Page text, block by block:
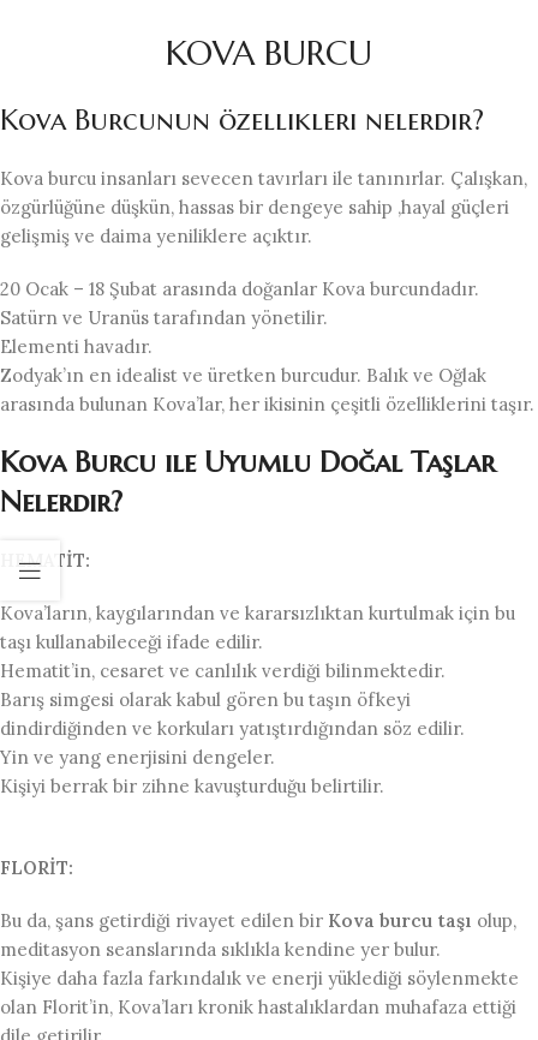
KOVA BURCU
Kova Burcunun özellikleri nelerdir?
Kova burcu insanları sevecen tavırları ile tanınırlar. Çalışkan,
özgürlüğüne düşkün, hassas bir dengeye sahip ,hayal güçleri
gelişmiş ve daima yeniliklere açıktır.
20 Ocak – 18 Şubat arasında doğanlar Kova burcundadır.
Satürn ve Uranüs tarafından yönetilir.
Elementi havadır.
Zodyak’ın en idealist ve üretken burcudur. Balık ve Oğlak
arasında bulunan Kova’lar, her ikisinin çeşitli özelliklerini taşır.
Kova Burcu ile Uyumlu Doğal Taşlar
Nelerdir?
HEMATİT:
Kova’ların, kaygılarından ve kararsızlıktan kurtulmak için bu
taşı kullanabileceği ifade edilir.
Hematit’in, cesaret ve canlılık verdiği bilinmektedir.
Barış simgesi olarak kabul gören bu taşın öfkeyi
dindirdiğinden ve korkuları yatıştırdığından söz edilir.
Yin ve yang enerjisini dengeler.
Kişiyi berrak bir zihne kavuşturduğu belirtilir.
FLORİT:
Bu da, şans getirdiği rivayet edilen bir Kova burcu taşı olup,
meditasyon seanslarında sıklıkla kendine yer bulur.
Kişiye daha fazla farkındalık ve enerji yüklediği söylenmekte
olan Florit’in, Kova’ları kronik hastalıklardan muhafaza ettiği